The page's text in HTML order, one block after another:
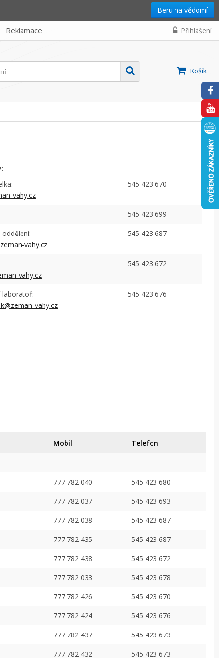
Beru na vědomí
Reklamace
Košík
Přihlášení
vahy.cz
545 423 670
545 423 699
oddělení:
vahy.cz
545 423 687
vahy.cz
545 423 672
laboratoř:
vahy.cz
545 423 676
Mobil Telefon
777 782 040 545 423 680
777 782 037 545 423 693
777 782 038 545 423 687
777 782 435 545 423 687
777 782 438 545 423 672
777 782 033 545 423 678
777 782 426 545 423 670
777 782 424 545 423 676
777 782 437 545 423 673
777 782 432 545 423 673